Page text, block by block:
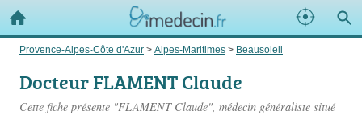
Provence-Alpes-Côte d'Azur > Alpes-Maritimes > Beausoleil
Docteur FLAMENT Claude
Cette fiche présente "FLAMENT Claude", médecin généraliste situé